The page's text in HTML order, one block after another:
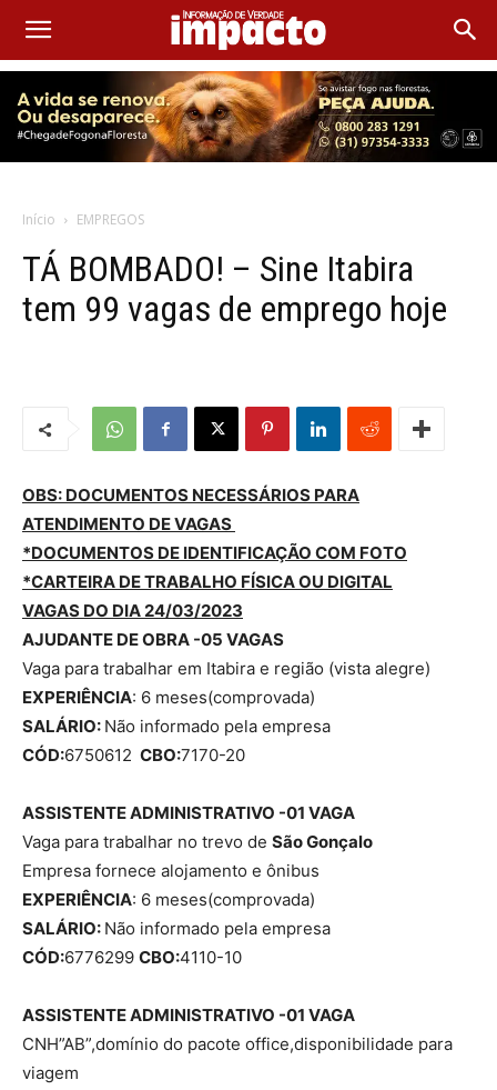
Início EMPREGOS
TÁ BOMBADO! – Sine Itabira
tem 99 vagas de emprego hoje
OBS: DOCUMENTOS NECESSÁRIOS PARA
ATENDIMENTO DE VAGAS
*DOCUMENTOS DE IDENTIFICAÇÃO COM FOTO
*CARTEIRA DE TRABALHO FÍSICA OU DIGITAL
VAGAS DO DIA 24/03/2023
AJUDANTE DE OBRA -05 VAGAS
Vaga para trabalhar em Itabira e região (vista alegre)
EXPERIÊNCIA: 6 meses(comprovada)
SALÁRIO: Não informado pela empresa
CÓD:6750612 CBO:7170-20
ASSISTENTE ADMINISTRATIVO -01 VAGA
Vaga para trabalhar no trevo de São Gonçalo
Empresa fornece alojamento e ônibus
EXPERIÊNCIA: 6 meses(comprovada)
SALÁRIO: Não informado pela empresa
CÓD:6776299 CBO:4110-10
ASSISTENTE ADMINISTRATIVO -01 VAGA
CNH”AB”,domínio do pacote office,disponibilidade para
viagem